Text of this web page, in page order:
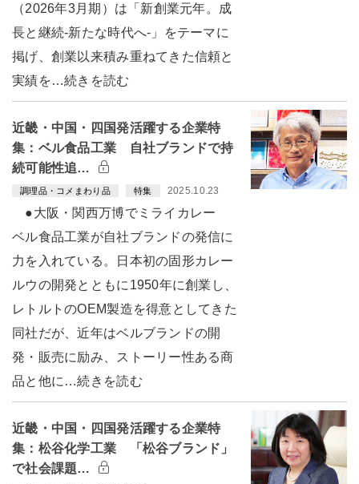
（2026年3月期）は「新創業元年。成
長と継続-新たな時代へ-」をテーマに
掲げ、創業以来積み重ねてきた信頼と
実績を…続きを読む
近畿・中国・四国発活躍する企業特
集：ベル食品工業 自社ブランドで持
続可能性追…
調理品・コメまわり品 特集 2025.10.23
●大阪・関西万博でミライカレー
ベル食品工業が自社ブランドの発信に
力を入れている。日本初の固形カレー
ルウの開発とともに1950年に創業し、
レトルトのOEM製造を得意としてきた
同社だが、近年はベルブランドの開
発・販売に励み、ストーリー性ある商
品と他に…続きを読む
近畿・中国・四国発活躍する企業特
集：松谷化学工業 「松谷ブランド」
で社会課題…